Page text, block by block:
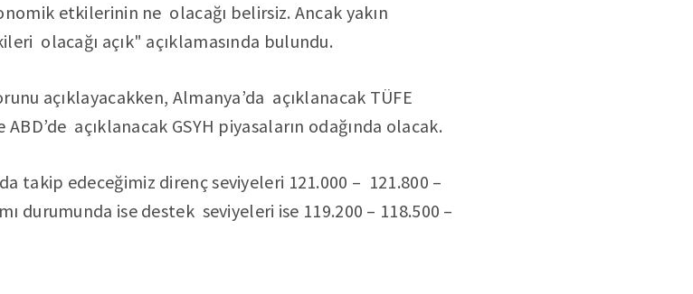
etkilerinin ne olacağı belirsiz. Ancak yakın
olacağı açık" açıklamasında bulundu.
açıklayacakken, Almanya’da açıklanacak TÜFE
açıklanacak GSYH piyasaların odağında olacak.
takip edeceğimiz direnç seviyeleri 121.000 – 121.800 –
durumunda ise destek seviyeleri ise 119.200 – 118.500 –